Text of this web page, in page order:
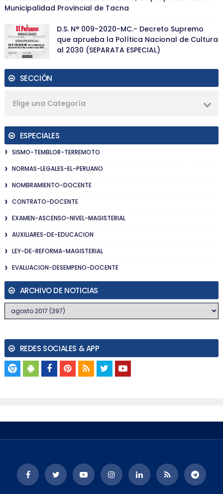
Municipalidad Provincial de Tacna
D.S. N° 009-2020-MC.- Decreto Supremo
que aprueba la Política Nacional de Cultura
al 2030 (SEPARATA ESPECIAL)
SECCIÓN
Elige una Categoría
ESPECIALES
SISMO-TEMBLOR-TERREMOTO
NORMAS-LEGALES-EL-PERUANO
NOMBRAMIENTO-DOCENTE
CONTRATO-DOCENTE
EXAMEN-ASCENSO-NIVEL-MAGISTERIAL
AUXILIARES-DE-EDUCACION
LEY-DE-REFORMA-MAGISTERIAL
EVALUACION-DESEMPENO-DOCENTE
ARCHIVO DE NOTICIAS
REDES SOCIALES & APP